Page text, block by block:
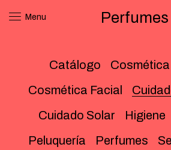
Menu Perfumes
Catálogo
Cosmética Facial
Cuidado Solar Higiene
Peluquería
Perfumes